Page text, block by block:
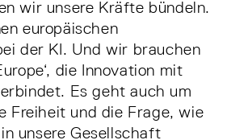
wir unsere Kräfte bündeln.
europäischen
der KI. Und wir brauchen
die Innovation mit
Es geht auch um
Freiheit und die Frage, wie
unsere Gesellschaft